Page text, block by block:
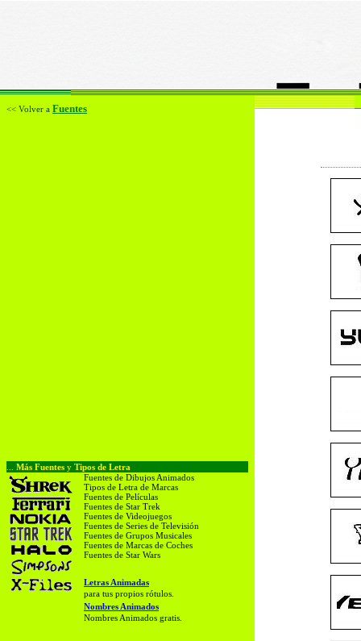
<< Volver a Fuentes
Más Fuentes y Tipos de Letra
Fuentes de Dibujos Animados
Tipos de Letra de Marcas
Fuentes de Películas
Fuentes de Star Trek
Fuentes de Videojuegos
Fuentes de Series de Televisión
Fuentes de Grupos Musicales
Fuentes de Marcas de Coches
Fuentes de Star Wars
Letras Animadas
para tus propios rótulos.
Nombres Animados
Nombres Animados gratis.